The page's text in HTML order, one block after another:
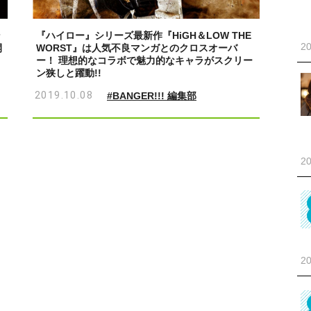
『ハイロー』シリーズ最新作『HiGH＆LOW THE
WORST』は人気不良マンガとのクロスオーバ
ー！ 理想的なコラボで魅力的なキャラがスクリー
ン狭しと躍動!!
2019.10.08
#BANGER!!! 編集部